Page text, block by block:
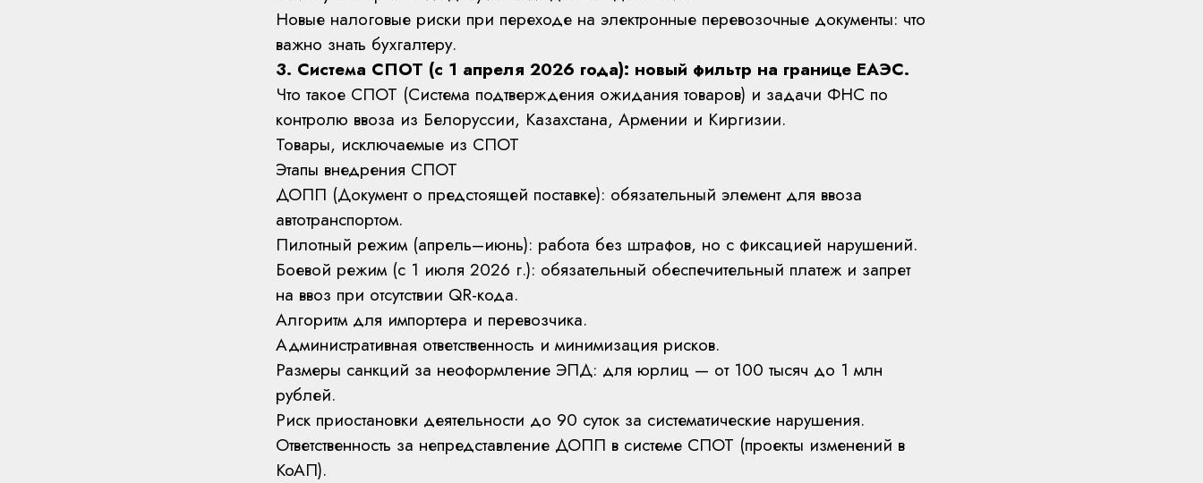
Новые налоговые риски при переходе на электронные перевозочные документы: что
важно знать бухгалтеру.
3. Система СПОТ (с 1 апреля 2026 года): новый фильтр на границе ЕАЭС.
Что такое СПОТ (Система подтверждения ожидания товаров) и задачи ФНС по
контролю ввоза из Белоруссии, Казахстана, Армении и Киргизии.
Товары, исключаемые из СПОТ
Этапы внедрения СПОТ
ДОПП (Документ о предстоящей поставке): обязательный элемент для ввоза
автотранспортом.
Пилотный режим (апрель–июнь): работа без штрафов, но с фиксацией нарушений.
Боевой режим (с 1 июля 2026 г.): обязательный обеспечительный платеж и запрет
на ввоз при отсутствии QR-кода.
Алгоритм для импортера и перевозчика.
Административная ответственность и минимизация рисков.
Размеры санкций за неоформление ЭПД: для юрлиц — от 100 тысяч до 1 млн
рублей.
Риск приостановки деятельности до 90 суток за систематические нарушения.
Ответственность за непредставление ДОПП в системе СПОТ (проекты изменений в
КоАП).